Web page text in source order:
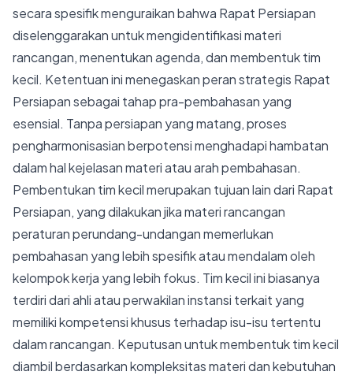
secara spesifik menguraikan bahwa Rapat Persiapan
diselenggarakan untuk mengidentifikasi materi
rancangan, menentukan agenda, dan membentuk tim
kecil. Ketentuan ini menegaskan peran strategis Rapat
Persiapan sebagai tahap pra-pembahasan yang
esensial. Tanpa persiapan yang matang, proses
pengharmonisasian berpotensi menghadapi hambatan
dalam hal kejelasan materi atau arah pembahasan.
Pembentukan tim kecil merupakan tujuan lain dari Rapat
Persiapan, yang dilakukan jika materi rancangan
peraturan perundang-undangan memerlukan
pembahasan yang lebih spesifik atau mendalam oleh
kelompok kerja yang lebih fokus. Tim kecil ini biasanya
terdiri dari ahli atau perwakilan instansi terkait yang
memiliki kompetensi khusus terhadap isu-isu tertentu
dalam rancangan. Keputusan untuk membentuk tim kecil
diambil berdasarkan kompleksitas materi dan kebutuhan